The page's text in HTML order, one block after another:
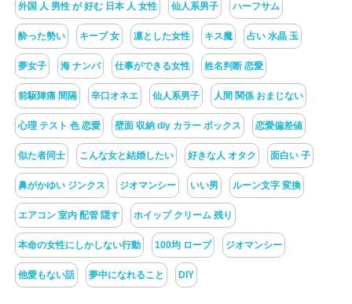
外国 人 男性 が 好む 日本 人 女性 仙人系男子 ハーフサム
酔った勢い キープ 女 凛とした女性 キス魔 占い 水晶 玉
夢女子 海 ナンパ 仕事ができる女性 姓名判断 恋愛
前駆陣痛 間隔 辛口オネエ 仙人系男子 人間 関係 おまじない
心理 テスト 色 恋愛 壁面 収納 diy カラー ボックス 恋愛偏差値
似た者同士 こんな女と結婚したい 好きな人 オタク 面白い 子
鼻がかゆい ジンクス ジオマンシー いい男 ルーン文字 変換
エアコン 室内 配管 隠す ホイップ クリーム 残り
本命の女性にしかしない行動 100均 ロープ ジオマンシー
他愛もない話 夢中になれること DIY